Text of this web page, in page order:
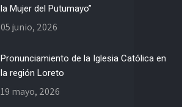
la Mujer del Putumayo”
05 junio, 2026
Pronunciamiento de la Iglesia Católica en
la región Loreto
19 mayo, 2026